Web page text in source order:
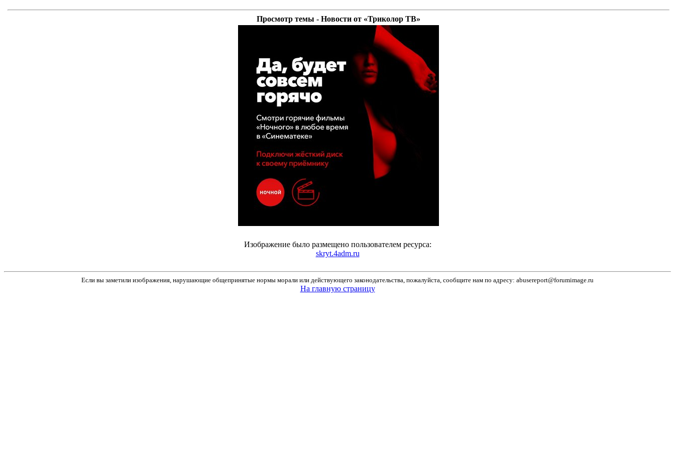
Просмотр темы - Новости от «Триколор ТВ»
Изображение было размещено пользователем ресурса:
skryt.4adm.ru
Если вы заметили изображения, нарушающие общепринятые нормы морали или действующего законодательства, пожалуйста, сообщите нам по адресу: abusereport@forumimage.ru
На главную страницу